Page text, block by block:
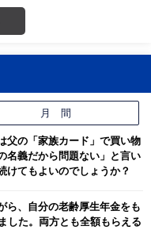
月 間
父の「家族カード」で買い物
名義だから問題ない」と言い
けてもよいのでしょうか？
ら、自分の老齢厚生年金をも
した。両方とも全額もらえる